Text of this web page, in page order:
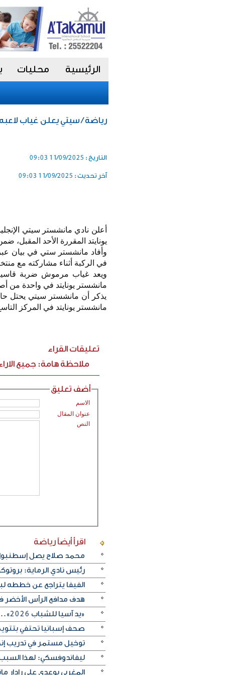
الرئيسية محليات
رياضة / سيتي يعلن غياب
التاريخ : 11/09/2025 09:03
آخر تحديث : 11/09/2025 09:03
أعلن نادي مانشستر سيتي
يونايتد المقررة الأحد المقبل،
في الركبة أثناء مشاركته مع
ويعد غياب مرموش ضربة
مانشستر يونايتد في واحدة من
مانشستر يونايتد في المركز التاسع
تعليقات القراء
ملاحظة هامة: جميع
أضف تعليق
الاسم
عنوان المقال
النص
اقرأ أيضاًرياضة
محمد صلاح يصل إسطنبول
رئيس نادي الرماية:
الفيفا يتراجع عن خططه
هدف مدافع الرأس الأخضر في
«يد آسيا للشباب 2026».. منتخب الكويت يتغلب على الصين تايبيه «30-29» ويحرز المركز الخامس
صحف إسبانيا تحتفي بتتويج
توخيل مستمر في تدريب
ليفاندوفسكي: لهذا
المغربي بوعدي على رادار